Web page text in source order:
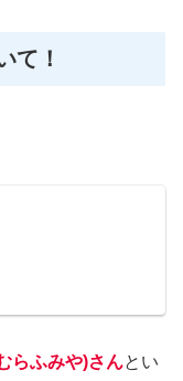
て！
らふみや)さんとい